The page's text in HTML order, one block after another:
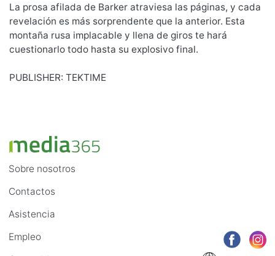
La prosa afilada de Barker atraviesa las páginas, y cada
revelación es más sorprendente que la anterior. Esta
montaña rusa implacable y llena de giros te hará
cuestionarlo todo hasta su explosivo final.
PUBLISHER: TEKTIME
Sobre nosotros
Contactos
Asistencia
Empleo